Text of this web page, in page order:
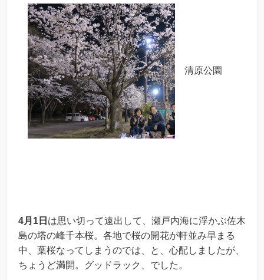
清原公園
4月 1 日 は思い切って遠出して、瀬戸内海に浮かぶ佐木
島の塔の峰千本桜。各地で桜の開花が軒並み早まる
中、葉桜なってしまうのでは、と、心配しましたが、
ちょうど満開。グッドラック、でした。